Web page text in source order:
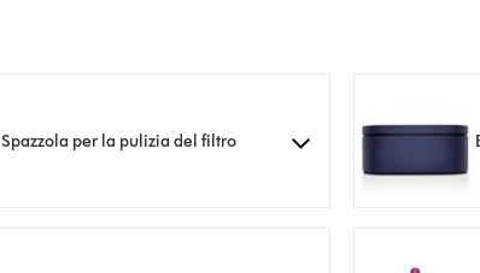
Spazzola per la pulizia del filtro